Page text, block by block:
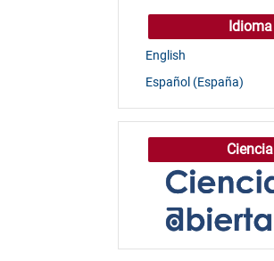
Idioma
English
Español (España)
Ciencia